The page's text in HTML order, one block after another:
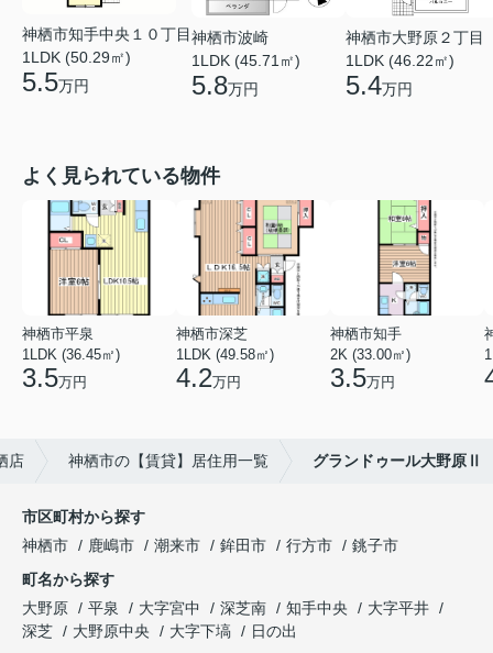
神栖市知手中央１０丁目
1LDK (50.29㎡)
5.5万円
神栖市波崎
1LDK (45.71㎡)
5.8万円
神栖市大野原２丁目
1LDK (46.22㎡)
5.4万円
よく見られている物件
神栖市平泉
1LDK (36.45㎡)
3.5万円
神栖市深芝
1LDK (49.58㎡)
4.2万円
神栖市知手
2K (33.00㎡)
3.5万円
店 神栖市の【賃貸】居住用一覧 グランドゥール大野原Ⅱ
市区町村から探す
神栖市
鹿嶋市 潮来市 鉾田市 行方市
銚子市
町名から探す
大野原
平泉 大字宮中 深芝南 知手中央
大字平井
深芝
大野原中央 大字下塙
日の出